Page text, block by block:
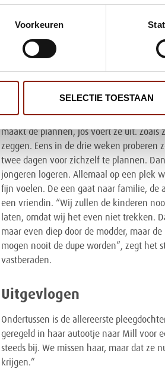
Voorkeuren
SELECTIE TOESTAAN
Vier jaar geleden verhuist het grote
lap grond. Daar wonen ook ezels, een
plekje. In de zomer zijn er tuinfeesten
Met Kerst komen ze samen in de
Even samen
Jos en Lobke zijn perfect op elkaar
maakt de plannen, Jos voert ze uit. Zoals
zeggen. Eens in de drie weken proberen
twee dagen voor zichzelf te plannen.
jongeren logeren. Allemaal op een plek
fijn voelen. De een gaat naar familie, de
een vriendin. “Wij zullen de kinderen
laten, omdat wij het even niet trekken.
maar even diep door de modder, maar
mogen nooit de dupe worden”, zegt het
vastberaden.
Uitgevlogen
Ondertussen is de allereerste
geregeld in haar autootje naar Mill voor
steeds bij. We missen haar, maar dat ze
krijgen.”